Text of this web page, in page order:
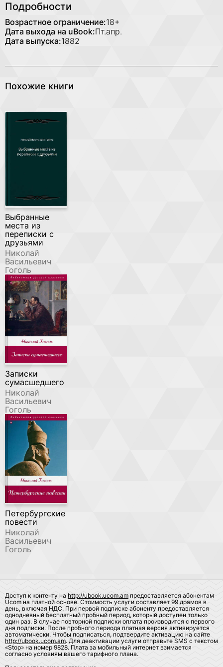
Подробности
Возрастное ограничение:18+
Дата выхода на uBook:Пт.апр.
Дата выпуска:1882
Похожие книги
Выбранные
места из
переписки с
друзьями
Николай
Васильевич
Гоголь
Записки
сумасшедшего
Николай
Васильевич
Гоголь
Петербургские
повести
Николай
Васильевич
Гоголь
Доступ к контенту на http://ubook.ucom.am предоставляется абонентам
Ucom на платной основе. Стоимость услуги составляет 99 драмов в
день, включая НДС. При первой подписке абоненту предоставляется
однодневный бесплатный пробный период, который доступен только
один раз. В случае повторной подписки оплата производится с первого
дня подписки. После пробного периода платная версия активируется
автоматически. Чтобы подписаться, подтвердите активацию на сайте
http://ubook.ucom.am. Для деактивации услуги отправьте SMS с текстом
«Stop» на номер 9828. Плата за мобильный интернет взимается
согласно условиям вашего тарифного плана.